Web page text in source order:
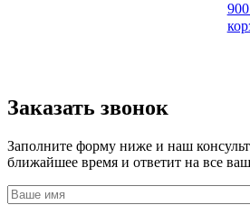
900
Заказать звонок
Заполните форму ниже и наш
ближайшее время и ответит на все